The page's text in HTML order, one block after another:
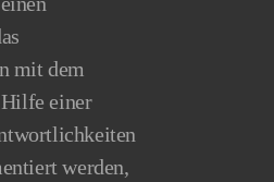
mit dem
einer
werden,